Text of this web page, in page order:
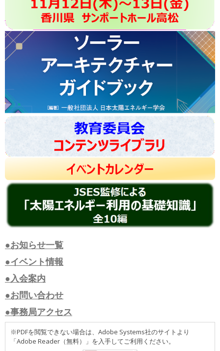
●お知らせ一覧
●イベント情報
●入会案内
●お問い合わせ
●事務局アクセス
※PDFを閲覧できない場合は、Adobe Systems社のサイトより
「Adobe Reader（無料）」を入手してご利用ください。